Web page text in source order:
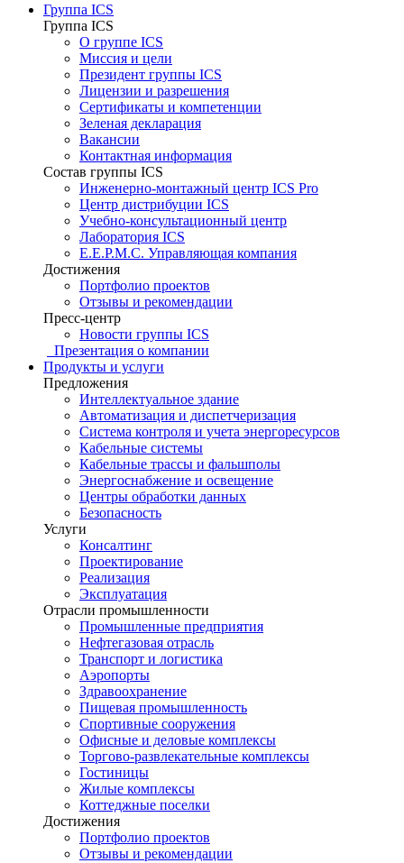
Группа ICS
Группа ICS
О группе ICS
Миссия и цели
Президент группы ICS
Лицензии и разрешения
Сертификаты и компетенции
Зеленая декларация
Вакансии
Контактная информация
Состав группы ICS
Инженерно-монтажный центр ICS Pro
Центр дистрибуции ICS
Учебно-консультационный центр
Лаборатория ICS
E.E.P.M.C. Управляющая компания
Достижения
Портфолио проектов
Отзывы и рекомендации
Пресс-центр
Новости группы ICS
Презентация о компании
Продукты и услуги
Предложения
Интеллектуальное здание
Автоматизация и диспетчеризация
Система контроля и учета энергоресурсов
Кабельные системы
Кабельные трассы и фальшполы
Энергоснабжение и освещение
Центры обработки данных
Безопасность
Услуги
Консалтинг
Проектирование
Реализация
Эксплуатация
Отрасли промышленности
Промышленные предприятия
Нефтегазовая отрасль
Транспорт и логистика
Аэропорты
Здравоохранение
Пищевая промышленность
Спортивные сооружения
Офисные и деловые комплексы
Торгово-развлекательные комплексы
Гостиницы
Жилые комплексы
Коттеджные поселки
Достижения
Портфолио проектов
Отзывы и рекомендации